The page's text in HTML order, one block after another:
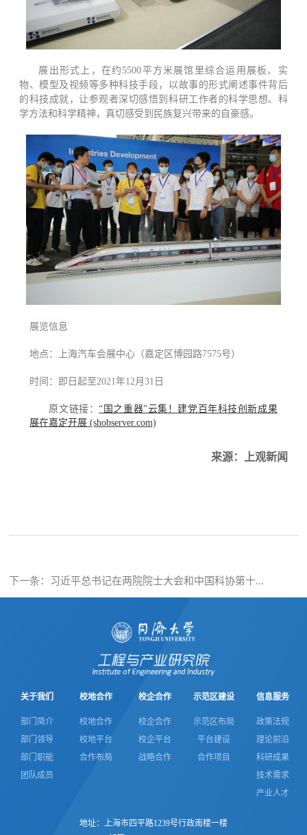
展出形式上，在约5500平方米展馆里综合运用展板、实
物、模型及视频等多种科技手段，以故事的形式阐述事件背后
的科技成就，让参观者深切感悟到科研工作者的科学思想、科
学方法和科学精神，真切感受到民族复兴带来的自豪感。
展览信息
地点：上海汽车会展中心（嘉定区博园路7575号）
时间：即日起至2021年12月31日
原文链接：“国之重器”云集！建党百年科技创新成果
展在嘉定开展 (shobserver.com)
来源：上观新闻
下一条： 习近平总书记在两院院士大会和中国科协第十...
关于我们
部门简介
部门领导
部门职能
团队成员
校地合作
校地合作
校地平台
合作布局
校企合作
校企合作
校企平台
战略合作
示范区建设
示范区布局
平台建设
合作项目
信息服务
政策法规
理论前沿
科研成果
技术需求
产业人才
地址：上海市四平路1239号行政南楼一楼